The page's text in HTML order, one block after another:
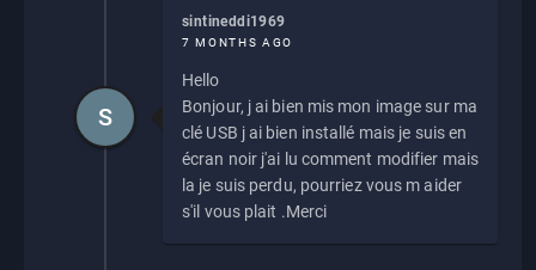
sintineddi1969
7 MONTHS AGO
Hello
Bonjour, j ai bien mis mon image sur ma
clé USB j ai bien installé mais je suis en
écran noir j'ai lu comment modifier mais
la je suis perdu, pourriez vous m aider
s'il vous plait .Merci
S